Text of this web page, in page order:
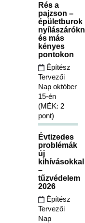
Rés a
pajzson –
épületburok
és más
kényes
pontokon
Építész
Tervezői
Nap október
15-én
(MÉK: 2
pont)
Évtizedes
problémák
új
kihívásokkal
–
tűzvédelem
2026
Építész
Tervezői
Nap